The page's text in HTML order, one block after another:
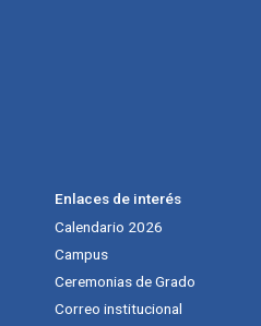
Enlaces de interés
Calendario 2026
Campus
Ceremonias de Grado
Correo institucional